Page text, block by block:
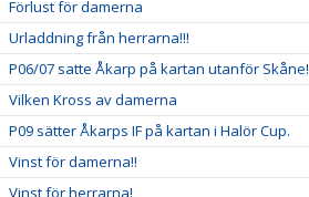
Förlust för damerna
Urladdning från herrarna!!!
P06/07 satte Åkarp på kartan utanför Skåne!
Vilken Kross av damerna
P09 sätter Åkarps IF på kartan i Halör Cup.
Vinst för damerna!!
Vinst för herrarna!